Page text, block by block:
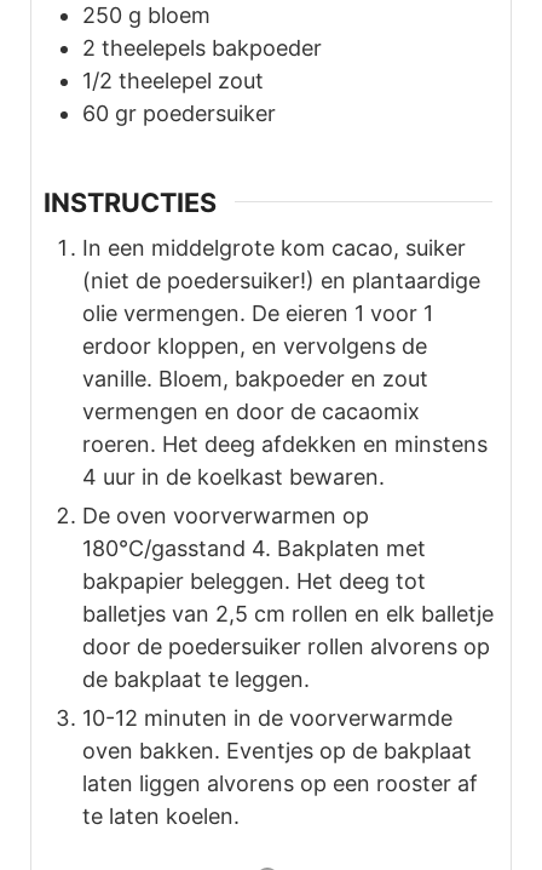
250 g bloem
2 theelepels bakpoeder
1/2 theelepel zout
60 gr poedersuiker
INSTRUCTIES
In een middelgrote kom cacao, suiker
(niet de poedersuiker!) en plantaardige
olie vermengen. De eieren 1 voor 1
erdoor kloppen, en vervolgens de
vanille. Bloem, bakpoeder en zout
vermengen en door de cacaomix
roeren. Het deeg afdekken en minstens
4 uur in de koelkast bewaren.
De oven voorverwarmen op
180°C/gasstand 4. Bakplaten met
bakpapier beleggen. Het deeg tot
balletjes van 2,5 cm rollen en elk balletje
door de poedersuiker rollen alvorens op
de bakplaat te leggen.
10-12 minuten in de voorverwarmde
oven bakken. Eventjes op de bakplaat
laten liggen alvorens op een rooster af
te laten koelen.